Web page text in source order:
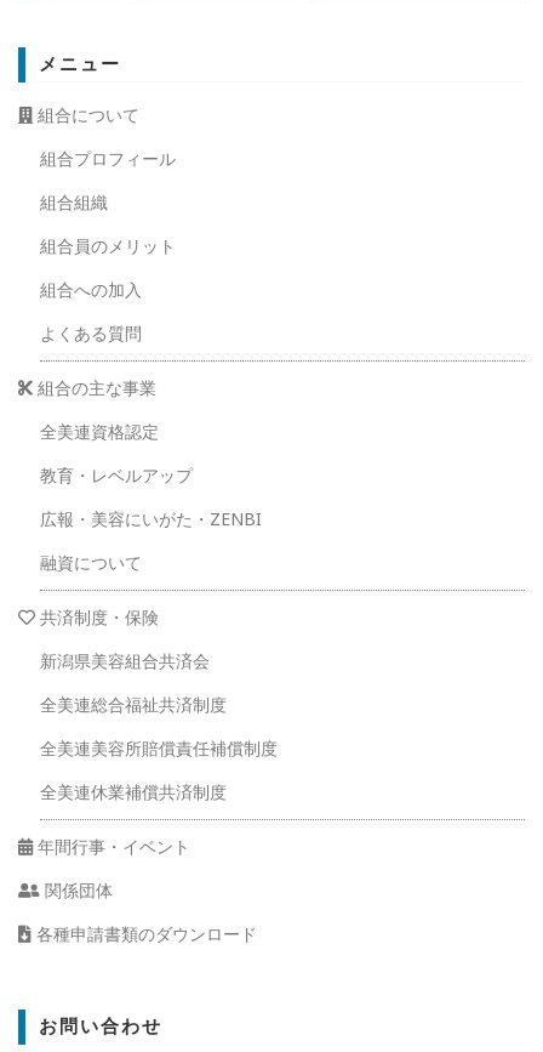
メニュー
組合について
組合プロフィール
組合組織
組合員のメリット
組合への加入
よくある質問
組合の主な事業
全美連資格認定
教育・レベルアップ
広報・美容にいがた・ZENBI
融資について
共済制度・保険
新潟県美容組合共済会
全美連総合福祉共済制度
全美連美容所賠償責任補償制度
全美連休業補償共済制度
年間行事・イベント
関係団体
各種申請書類のダウンロード
お問い合わせ